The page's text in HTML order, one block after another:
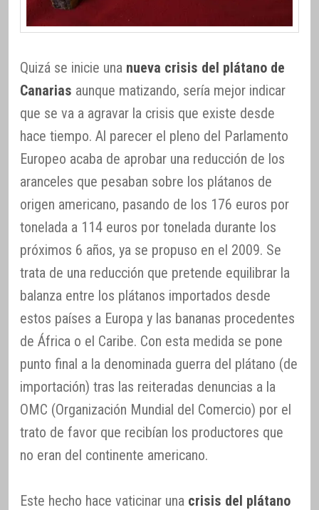
Quizá se inicie una nueva crisis del plátano de
Canarias aunque matizando, sería mejor indicar
que se va a agravar la crisis que existe desde
hace tiempo. Al parecer el pleno del Parlamento
Europeo acaba de aprobar una reducción de los
aranceles que pesaban sobre los plátanos de
origen americano, pasando de los 176 euros por
tonelada a 114 euros por tonelada durante los
próximos 6 años, ya se propuso en el 2009. Se
trata de una reducción que pretende equilibrar la
balanza entre los plátanos importados desde
estos países a Europa y las bananas procedentes
de África o el Caribe. Con esta medida se pone
punto final a la denominada guerra del plátano (de
importación) tras las reiteradas denuncias a la
OMC (Organización Mundial del Comercio) por el
trato de favor que recibían los productores que
no eran del continente americano.
Este hecho hace vaticinar una crisis del plátano